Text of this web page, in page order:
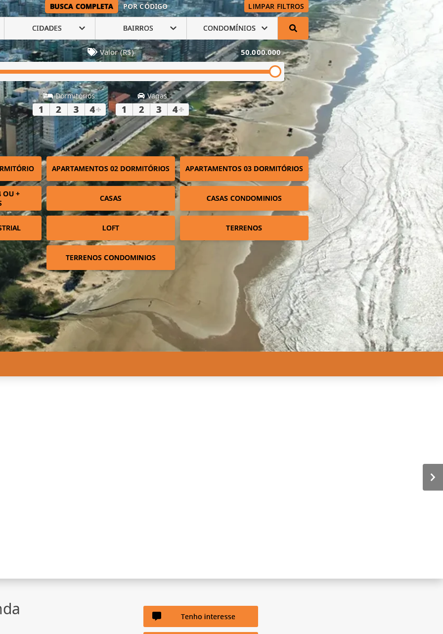
BUSCA COMPLETA POR CÓDIGO LIMPAR FILTROS
CIDADES BAIRROS CONDOMÍNIOS
Valor (R$) 50.000.000
Dormitórios
1 2 3 4+
Vagas
1 2 3 4+
APARTAMENTOS 02 DORMITÓRIOS APARTAMENTOS 03 DORMITÓRIOS
OU +
CASAS CASAS CONDOMINIOS
LOFT TERRENOS
TERRENOS CONDOMINIOS
Tenho interesse